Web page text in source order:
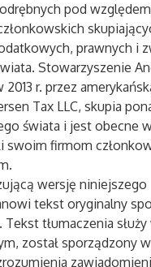
pod
prawnych i
Stowarzyszenie
2013 r. przez
Tax LLC, skupia
świata i jest obecne
swoim firmom
wersję niniejszego
tekst oryginalny
tłumaczenia służy
został sporządzony